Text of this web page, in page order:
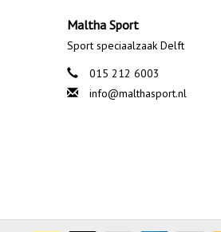
Maltha Sport
Sport speciaalzaak Delft
015 212 6003
info@malthasport.nl